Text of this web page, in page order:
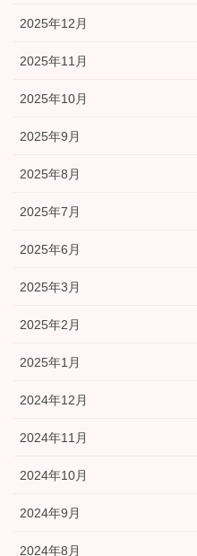
2025年12月
2025年11月
2025年10月
2025年9月
2025年8月
2025年7月
2025年6月
2025年3月
2025年2月
2025年1月
2024年12月
2024年11月
2024年10月
2024年9月
2024年8月